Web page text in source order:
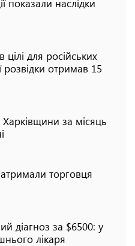
показали наслідки
для російських
розвідки отримав 15
за місяць
торговця
діагноз за $6500: у
лікаря